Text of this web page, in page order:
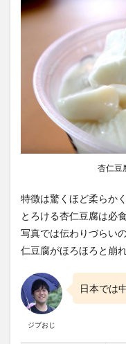
杏仁豆
特徴は驚くほど柔らか
とろける杏仁豆腐は必食
写真では伝わりづらい
仁豆腐がほろほろと崩
ジブおじ
日本では